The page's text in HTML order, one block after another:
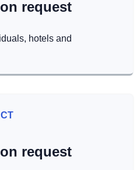
request
hotels and
request